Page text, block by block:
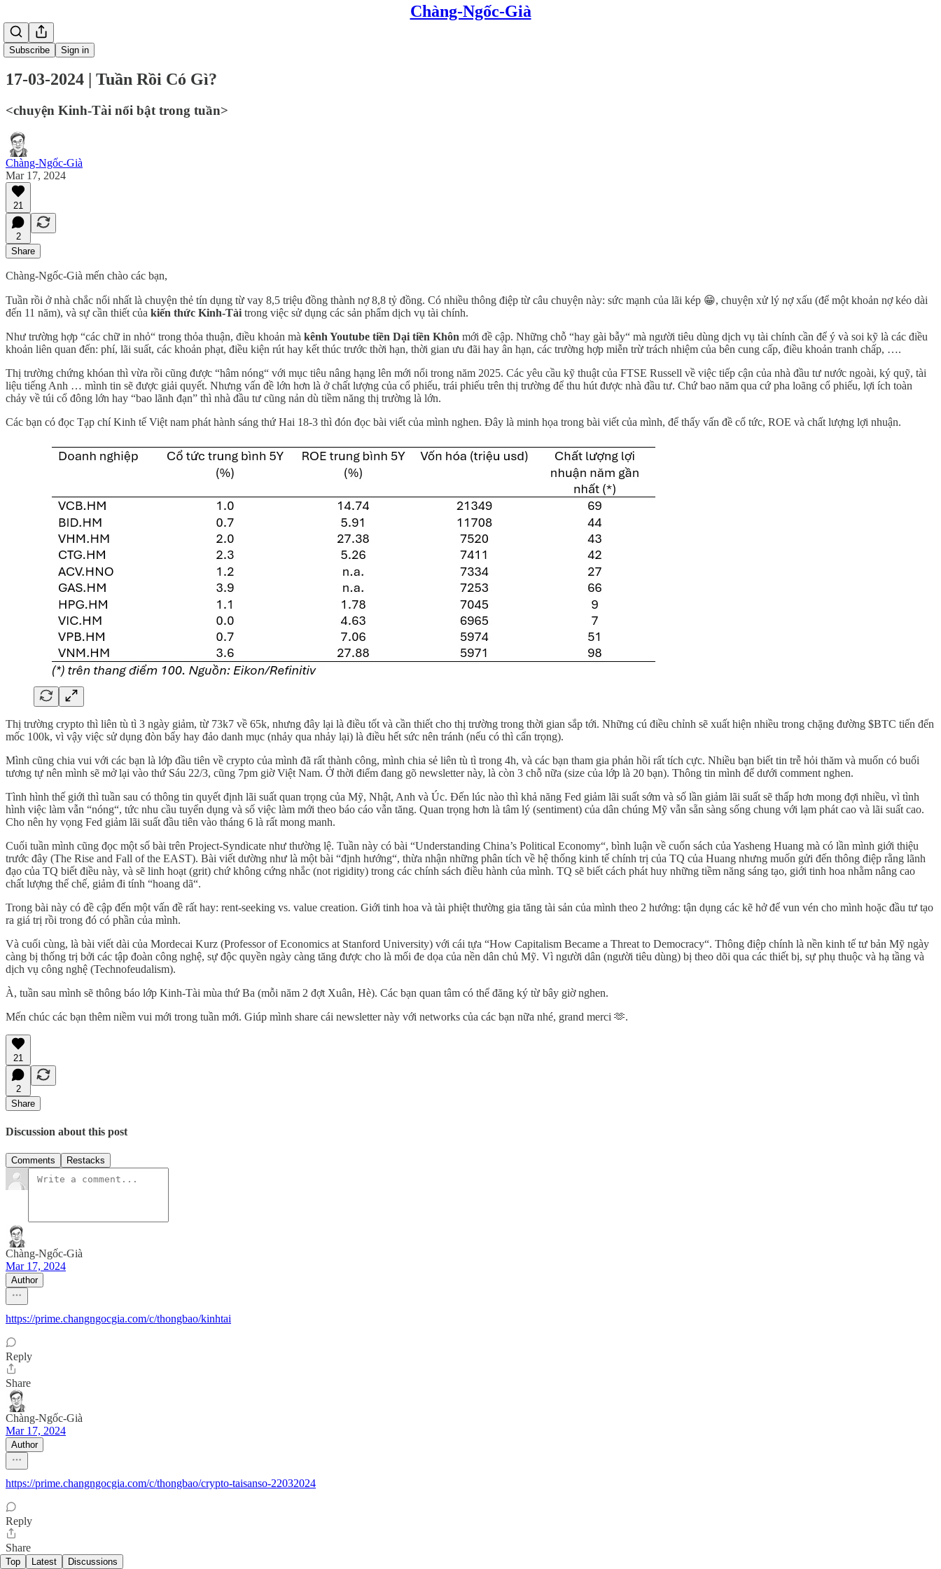
Chàng-Ngốc-Già
Subscribe Sign in
17-03-2024 | Tuần Rồi Có Gì?
<chuyện Kinh-Tài nổi bật trong tuần>
Chàng-Ngốc-Già
Mar 17, 2024
21
2
Share
Chàng-Ngốc-Già mến chào các bạn,
Tuần rồi ở nhà chắc nổi nhất là chuyện thẻ tín dụng từ vay 8,5 triệu đồng thành nợ 8,8 tỷ đồng. Có nhiều thông điệp từ câu chuyện này: sức mạnh của lãi kép 😁, chuyện xử lý nợ xấu (để một khoản nợ kéo dài
đến 11 năm), và sự cần thiết của kiến thức Kinh-Tài trong việc sử dụng các sản phẩm dịch vụ tài chính.
Như trường hợp “các chữ in nhỏ“ trong thỏa thuận, điều khoản mà kênh Youtube tiền Dại tiền Khôn mới đề cập. Những chỗ “hay gài bẫy“ mà người tiêu dùng dịch vụ tài chính cần để ý và soi kỹ là các điều
khoản liên quan đến: phí, lãi suất, các khoản phạt, điều kiện rút hay kết thúc trước thời hạn, thời gian ưu đãi hay ân hạn, các trường hợp miễn trừ trách nhiệm của bên cung cấp, điều khoản tranh chấp, ….
Thị trường chứng khóan thì vừa rồi cũng được “hâm nóng“ với mục tiêu nâng hạng lên mới nổi trong năm 2025. Các yêu cầu kỹ thuật của FTSE Russell về việc tiếp cận của nhà đầu tư nước ngoài, ký quỹ, tài
liệu tiếng Anh … mình tin sẽ được giải quyết. Nhưng vấn đề lớn hơn là ở chất lượng của cổ phiếu, trái phiếu trên thị trường để thu hút được nhà đầu tư. Chứ bao năm qua cứ pha loãng cổ phiếu, lợi ích toàn
chảy về túi cổ đông lớn hay “bao lãnh đạn” thì nhà đầu tư cũng nản dù tiềm năng thị trường là lớn.
Các bạn có đọc Tạp chí Kinh tế Việt nam phát hành sáng thứ Hai 18-3 thì đón đọc bài viết của mình nghen. Đây là minh họa trong bài viết của mình, để thấy vấn đề cổ tức, ROE và chất lượng lợi nhuận.
Thị trường crypto thì liên tù tì 3 ngày giảm, từ 73k7 về 65k, nhưng đây lại là điều tốt và cần thiết cho thị trường trong thời gian sắp tới. Những cú điều chỉnh sẽ xuất hiện nhiều trong chặng đường $BTC tiến đến
mốc 100k, vì vậy việc sử dụng đòn bẩy hay đảo danh mục (nhảy qua nhảy lại) là điều hết sức nên tránh (nếu có thì cẩn trọng).
Mình cũng chia vui với các bạn là lớp đầu tiên về crypto của mình đã rất thành công, mình chia sẻ liên tù tì trong 4h, và các bạn tham gia phản hồi rất tích cực. Nhiều bạn biết tin trễ hỏi thăm và muốn có buổi
tương tự nên mình sẽ mở lại vào thứ Sáu 22/3, cũng 7pm giờ Việt Nam. Ở thời điểm đang gõ newsletter này, là còn 3 chỗ nữa (size của lớp là 20 bạn). Thông tin mình để dưới comment nghen.
Tình hình thế giới thì tuần sau có thông tin quyết định lãi suất quan trọng của Mỹ, Nhật, Anh và Úc. Đến lúc nào thì khả năng Fed giảm lãi suất sớm và số lần giảm lãi suất sẽ thấp hơn mong đợi nhiều, vì tình
hình việc làm vẫn “nóng“, tức nhu cầu tuyển dụng và số việc làm mới theo báo cáo vẫn tăng. Quan trọng hơn là tâm lý (sentiment) của dân chúng Mỹ vẫn sẵn sàng sống chung với lạm phát cao và lãi suất cao.
Cho nên hy vọng Fed giảm lãi suất đầu tiên vào tháng 6 là rất mong manh.
Cuối tuần mình cũng đọc một số bài trên Project-Syndicate như thường lệ. Tuần này có bài “Understanding China’s Political Economy“, bình luận về cuốn sách của Yasheng Huang mà có lần mình giới thiệu
trước đây (The Rise and Fall of the EAST). Bài viết dường như là một bài “định hướng“, thừa nhận những phân tích về hệ thống kinh tế chính trị của TQ của Huang nhưng muốn gửi đến thông điệp rằng lãnh
đạo của TQ biết điều này, và sẽ linh hoạt (grit) chứ không cứng nhắc (not rigidity) trong các chính sách điều hành của mình. TQ sẽ biết cách phát huy những tiềm năng sáng tạo, giới tinh hoa nhằm nâng cao
chất lượng thể chế, giảm đi tính “hoang dã“.
Trong bài này có đề cập đến một vấn đề rất hay: rent-seeking vs. value creation. Giới tinh hoa và tài phiệt thường gia tăng tài sản của mình theo 2 hướng: tận dụng các kẽ hở để vun vén cho mình hoặc đầu tư tạo
ra giá trị rồi trong đó có phần của mình.
Và cuối cùng, là bài viết dài của Mordecai Kurz (Professor of Economics at Stanford University) với cái tựa “How Capitalism Became a Threat to Democracy“. Thông điệp chính là nền kinh tế tư bản Mỹ ngày
càng bị thống trị bởi các tập đoàn công nghệ, sự độc quyền ngày càng tăng được cho là mối đe dọa của nền dân chủ Mỹ. Vì người dân (người tiêu dùng) bị theo dõi qua các thiết bị, sự phụ thuộc và hạ tầng và
dịch vụ công nghệ (Technofeudalism).
À, tuần sau mình sẽ thông báo lớp Kinh-Tài mùa thứ Ba (mỗi năm 2 đợt Xuân, Hè). Các bạn quan tâm có thể đăng ký từ bây giờ nghen.
Mến chúc các bạn thêm niềm vui mới trong tuần mới. Giúp mình share cái newsletter này với networks của các bạn nữa nhé, grand merci 🫶.
21
2
Share
Discussion about this post
Comments Restacks
Chàng-Ngốc-Già
Mar 17, 2024
Author
https://prime.changngocgia.com/c/thongbao/kinhtai
Reply
Share
Chàng-Ngốc-Già
Mar 17, 2024
Author
https://prime.changngocgia.com/c/thongbao/crypto-taisanso-22032024
Reply
Share
Top Latest Discussions